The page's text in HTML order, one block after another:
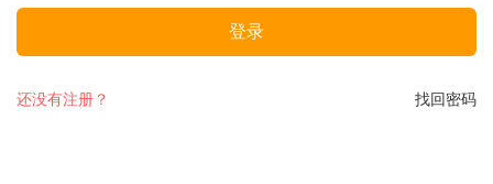
登录
找回密码
还没有注册？